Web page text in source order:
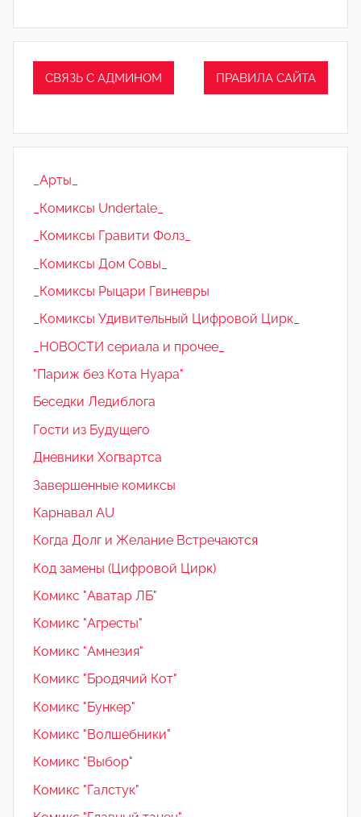
СВЯЗЬ С АДМИНОМ ПРАВИЛА САЙТА
_Арты_
_Комиксы Undertale_
_Комиксы Гравити Фолз_
_Комиксы Дом Совы_
_Комиксы Рыцари Гвиневры
_Комиксы Удивительный Цифровой Цирк_
_НОВОСТИ сериала и прочее_
"Париж без Кота Нуара"
Беседки Ледиблога
Гости из Будущего
Дневники Хогвартса
Завершенные комиксы
Карнавал AU
Когда Долг и Желание Встречаются
Код замены (Цифровой Цирк)
Комикс "Аватар ЛБ"
Комикс "Агресты"
Комикс "Амнезия"
Комикс "Бродячий Кот"
Комикс "Бункер"
Комикс "Волшебники"
Комикс "Выбор"
Комикс "Галстук"